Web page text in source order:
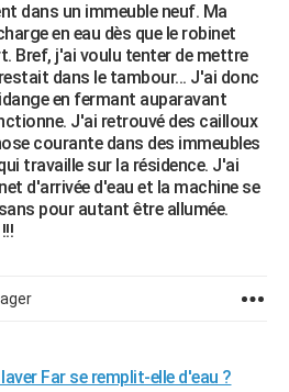
dans un immeuble neuf. Ma
en eau dès que le robinet
Bref, j'ai voulu tenter de mettre
dans le tambour... J'ai donc
en fermant auparavant
J'ai retrouvé des cailloux
courante dans des immeubles
travaille sur la résidence. J'ai
d'arrivée d'eau et la machine se
pour autant être allumée.
Far se remplit-elle d'eau ?